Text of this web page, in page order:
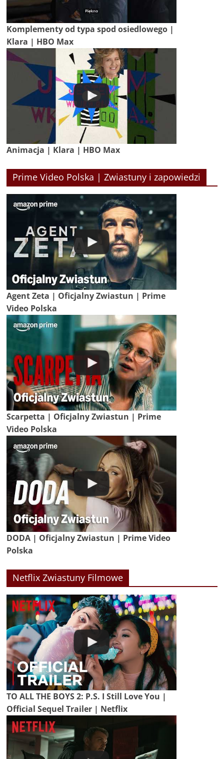
Komplementy od typa spod osiedlowego |
Klara | HBO Max
Animacja | Klara | HBO Max
Prime Video Polska | Zwiastuny i zapowiedzi
Agent Zeta | Oficjalny Zwiastun | Prime
Video Polska
Scarpetta | Oficjalny Zwiastun | Prime
Video Polska
DODA | Oficjalny Zwiastun | Prime Video
Polska
Netflix Zwiastuny Filmowe
TO ALL THE BOYS 2: P.S. I Still Love You |
Official Sequel Trailer | Netflix